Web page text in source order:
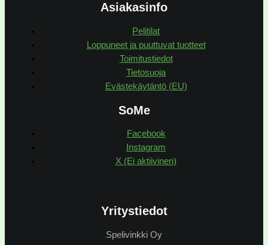
Asiakasinfo
Pelitilat
Loppuneet ja puuttuvat tuotteet
Toimitustiedot
Tietosuoja
Evästekäytäntö (EU)
SoMe
Facebook
Instagram
X (Ei aktiivinen)
Yritystiedot
Spelivinkki Oy